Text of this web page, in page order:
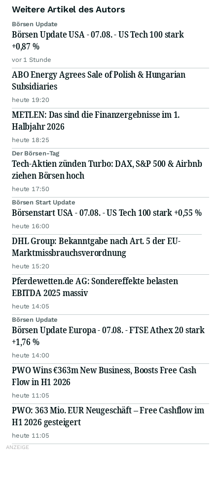
Weitere Artikel des Autors
Börsen Update
Börsen Update USA - 07.08. - US Tech 100 stark
+0,87 %
vor 1 Stunde
ABO Energy Agrees Sale of Polish & Hungarian
Subsidiaries
heute 19:20
METLEN: Das sind die Finanzergebnisse im 1.
Halbjahr 2026
heute 18:25
Der Börsen-Tag
Tech-Aktien zünden Turbo: DAX, S&P 500 & Airbnb
ziehen Börsen hoch
heute 17:50
Börsen Start Update
Börsenstart USA - 07.08. - US Tech 100 stark +0,55 %
heute 16:00
DHL Group: Bekanntgabe nach Art. 5 der EU-
Marktmissbrauchsverordnung
heute 15:20
Pferdewetten.de AG: Sondereffekte belasten
EBITDA 2025 massiv
heute 14:05
Börsen Update
Börsen Update Europa - 07.08. - FTSE Athex 20 stark
+1,76 %
heute 14:00
PWO Wins €363m New Business, Boosts Free Cash
Flow in H1 2026
heute 11:05
PWO: 363 Mio. EUR Neugeschäft – Free Cashflow im
H1 2026 gesteigert
heute 11:05